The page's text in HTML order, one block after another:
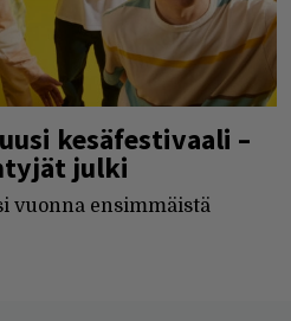
kesäfestivaali –
julki
vuonna ensimmäistä